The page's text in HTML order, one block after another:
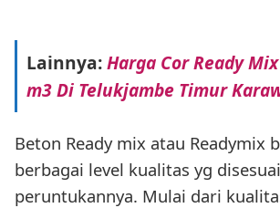
Lainnya:Harga Cor Ready
m3 Di Telukjambe Timur
Beton Ready mix atau Readymix
berbagai level kualitas yg
peruntukannya. Mulai dari